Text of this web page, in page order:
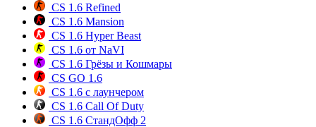
CS 1.6 Refined
CS 1.6 Mansion
CS 1.6 Hyper Beast
CS 1.6 от NaVI
CS 1.6 Грёзы и Кошмары
CS GO 1.6
CS 1.6 с лаунчером
CS 1.6 Call Of Duty
CS 1.6 СтандОфф 2